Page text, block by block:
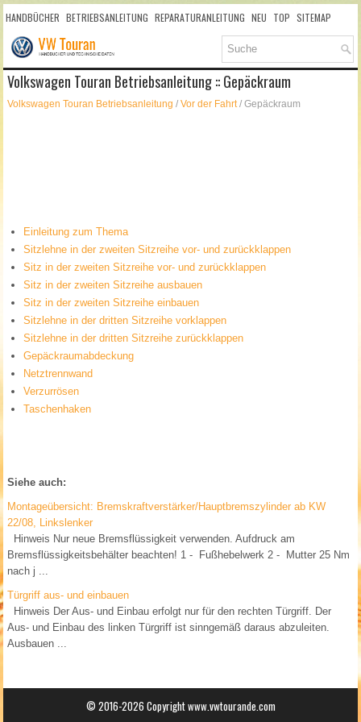
HANDBÜCHER BETRIEBSANLEITUNG REPARATURANLEITUNG NEU TOP SITEMAP
SUCHLAUF
Volkswagen Touran Betriebsanleitung :: Gepäckraum
Volkswagen Touran Betriebsanleitung /Vor der Fahrt/ Gepäckraum
Einleitung zum Thema
Sitzlehne in der zweiten Sitzreihe vor- und zurückklappen
Sitz in der zweiten Sitzreihe vor- und zurückklappen
Sitz in der zweiten Sitzreihe ausbauen
Sitz in der zweiten Sitzreihe einbauen
Sitzlehne in der dritten Sitzreihe vorklappen
Sitzlehne in der dritten Sitzreihe zurückklappen
Gepäckraumabdeckung
Netztrennwand
Verzurrösen
Taschenhaken
Siehe auch:
Montageübersicht: Bremskraftverstärker/Hauptbremszylinder ab KW
22/08, Linkslenker
Hinweis Nur neue Bremsflüssigkeit verwenden. Aufdruck am
Bremsflüssigkeitsbehälter beachten! 1 - Fußhebelwerk 2 - Mutter 25 Nm
nach j ...
Türgriff aus- und einbauen
Hinweis Der Aus- und Einbau erfolgt nur für den rechten Türgriff. Der
Aus- und Einbau des linken Türgriff ist sinngemäß daraus abzuleiten.
Ausbauen ...
© 2016-2026 Copyright www.vwtourande.com